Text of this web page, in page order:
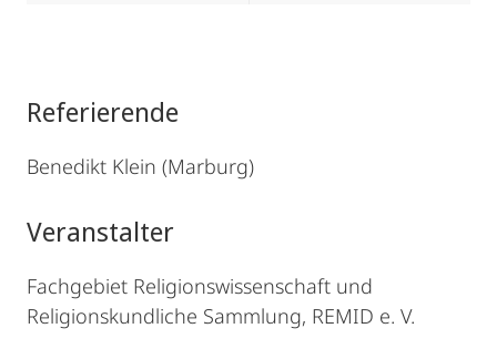
Referierende
Benedikt Klein (Marburg)
Veranstalter
Fachgebiet Religionswissenschaft und
Religionskundliche Sammlung, REMID e. V.